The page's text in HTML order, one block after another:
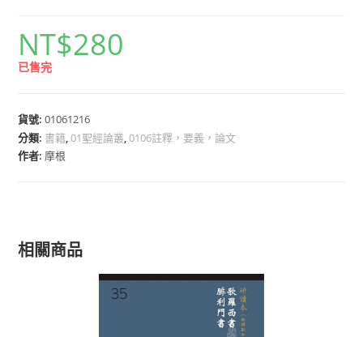
NT$280
已售完
貨號:01061216
分類: 書籍,01聖經論叢,0106註釋，要義，論文
作者: 摩根
相關商品